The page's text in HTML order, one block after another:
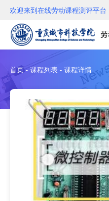
欢迎来到在线劳动课程测评平台
首页 - 课程列表 - 课程详情